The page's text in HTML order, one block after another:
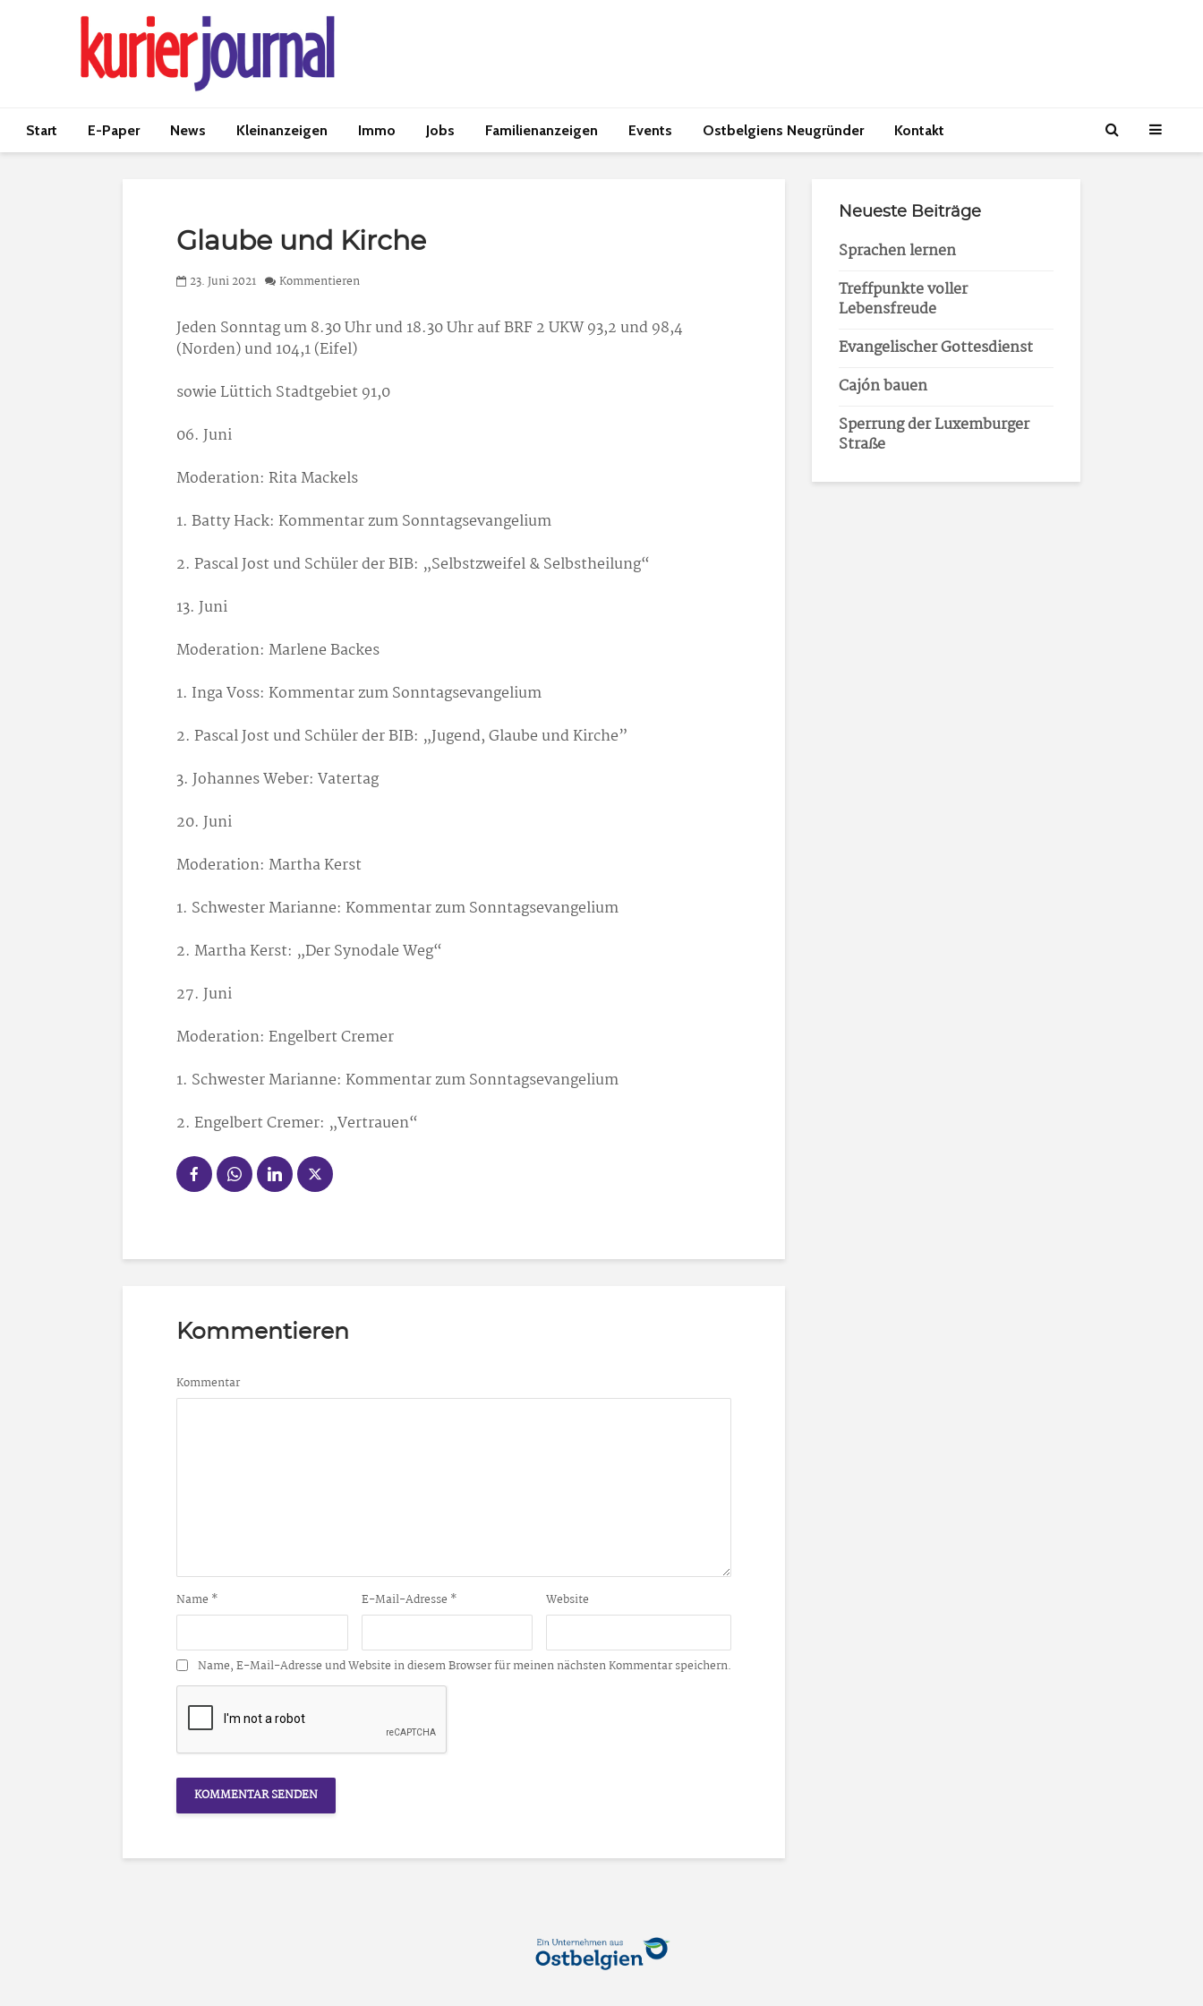
Start E-Paper News Kleinanzeigen Immo Jobs Familienanzeigen Events Ostbelgiens Neugründer Kontakt
Glaube und Kirche
23. Juni 2021 Kommentieren
Jeden Sonntag um 8.30 Uhr und 18.30 Uhr auf BRF 2 UKW 93,2 und 98,4
(Norden) und 104,1 (Eifel)
sowie Lüttich Stadtgebiet 91,0
06. Juni
Moderation: Rita Mackels
1. Batty Hack: Kommentar zum Sonntagsevangelium
2. Pascal Jost und Schüler der BIB: „Selbstzweifel & Selbstheilung“
13. Juni
Moderation: Marlene Backes
1. Inga Voss: Kommentar zum Sonntagsevangelium
2. Pascal Jost und Schüler der BIB: „Jugend, Glaube und Kirche”
3. Johannes Weber: Vatertag
20. Juni
Moderation: Martha Kerst
1. Schwester Marianne: Kommentar zum Sonntagsevangelium
2. Martha Kerst: „Der Synodale Weg“
27. Juni
Moderation: Engelbert Cremer
1. Schwester Marianne: Kommentar zum Sonntagsevangelium
2. Engelbert Cremer: „Vertrauen“
Kommentieren
Kommentar
Name * E-Mail-Adresse * Website
Name, E-Mail-Adresse und Website in diesem Browser für meinen nächsten Kommentar speichern.
Neueste Beiträge
Sprachen lernen
Treffpunkte voller
Lebensfreude
Evangelischer Gottesdienst
Cajón bauen
Sperrung der Luxemburger
Straße